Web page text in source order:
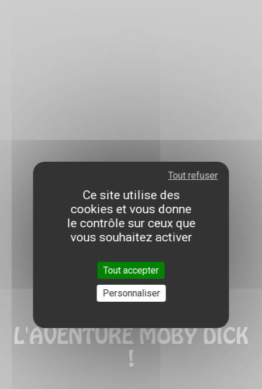
L'AVENTURE MOBY DICK
!
Ce site utilise des
cookies et vous donne
le contrôle sur ceux que
vous souhaitez activer
Tout accepter
Tout refuser
Personnaliser